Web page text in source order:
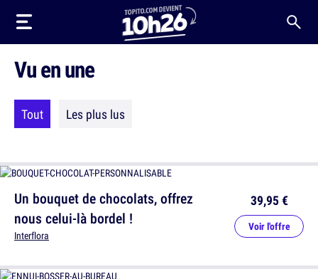
Vu en une
Tout Les plus lus
Un bouquet de chocolats, offrez
nous celui-là bordel !
Interflora
39,95 €
Voir l'offre